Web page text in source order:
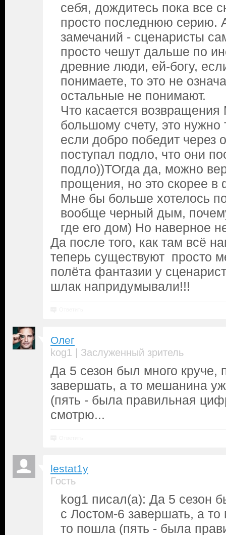
себя, дождитесь пока все
просто последнюю серию.
замечаний - сценаристы
просто чешут дальше по
древние люди, ей-богу,
понимаете, то это не
остальные не понимают.
Что касается
большому счету, это нужно
если добро победит через
поступал подло, что они
подло))ТОгда да, можно
прощения, но это скорее в
Мне бы больше хотелось
вообще черный дым,
где его дом) Но наверное
Да после того, как там всё
теперь существуют просто
полёта фантазии у
шлак напридумывали!!!
Олег
kog1 | Заслуженный зритель
Да 5 сезон был много круче,
завершать, а то мешанина
(пять - была правильная
смотрю...
lestat1y
Гость
kog1 писал(а): Да 5 сезон
с Лостом-6 завершать, а
то пошла (пять - была